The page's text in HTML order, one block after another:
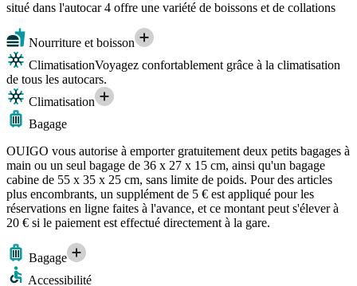
situé dans l'autocar 4 offre une variété de boissons et de collations
Nourriture et boisson
ClimatisationVoyagez confortablement grâce à la climatisation
de tous les autocars.
Climatisation
Bagage
OUIGO vous autorise à emporter gratuitement deux petits bagages à
main ou un seul bagage de 36 x 27 x 15 cm, ainsi qu'un bagage
cabine de 55 x 35 x 25 cm, sans limite de poids. Pour des articles
plus encombrants, un supplément de 5 € est appliqué pour les
réservations en ligne faites à l'avance, et ce montant peut s'élever à
20 € si le paiement est effectué directement à la gare.
Bagage
Accessibilité